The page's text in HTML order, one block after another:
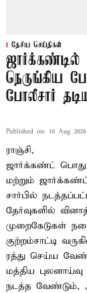
தேசிய செய்திகள்
நெருங்கிய
போலீசார்
Published on: 10 Aug
ராஞ்சி,
ஜார்க்கண்ட்
மற்றும்
சார்பில்
தேர்வுகளில்
முறைகேடுகள்
குற்றம்சாட்டி
ரத்து செய்ய
மத்திய
நடத்த வேண்டும்,